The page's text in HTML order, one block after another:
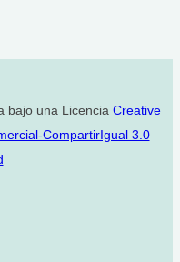
bajo una Licencia Creative
CompartirIgual 3.0